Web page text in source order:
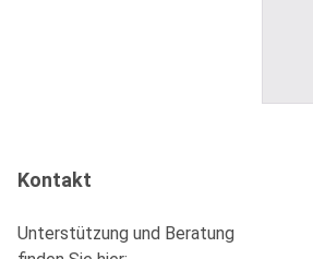
Kontakt
Unterstützung und Beratung